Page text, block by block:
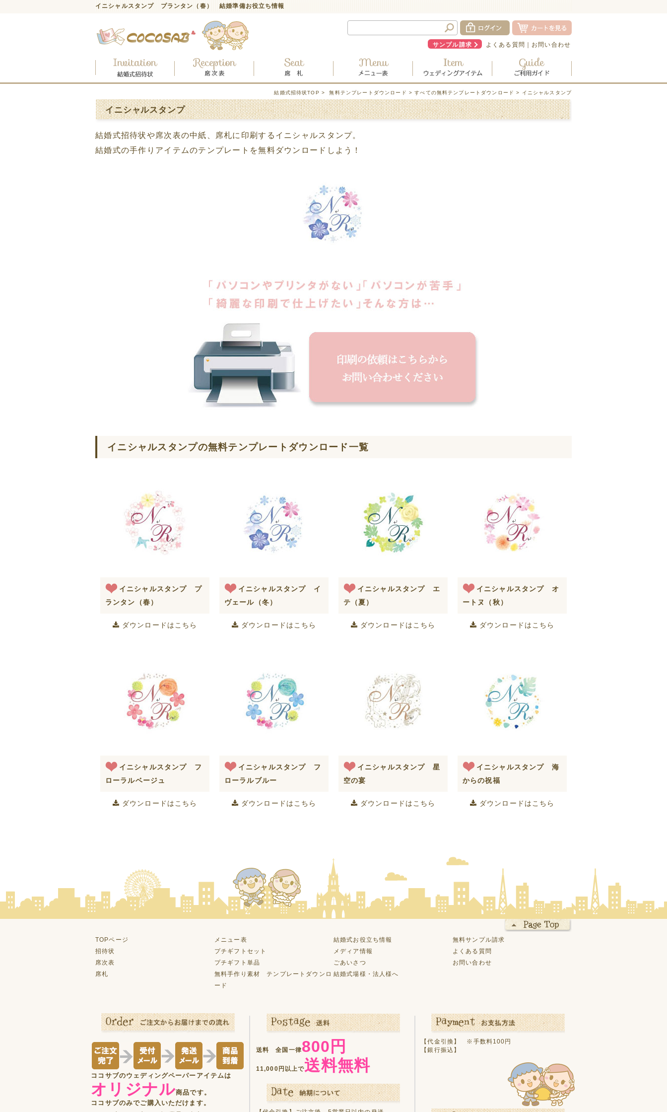
イニシャルスタンプ プランタン（春） 結婚準備お役立ち情報
サンプル請求 よくある質問 ｜ お問い合わせ
結婚式招待状TOP >無料テンプレートダウンロード >すべての無料テンプレートダウンロード > イニシャルスタンプ
イニシャルスタンプ
結婚式招待状や席次表の中紙、席札に印刷するイニシャルスタンプ。
結婚式の手作りアイテムのテンプレートを無料ダウンロードしよう！
イニシャルスタンプの無料テンプレートダウンロード一覧
イニシャルスタンプ プ
ランタン（春）
ダウンロードはこちら
イニシャルスタンプ イ
ヴェール（冬）
ダウンロードはこちら
イニシャルスタンプ エ
テ（夏）
ダウンロードはこちら
イニシャルスタンプ オ
ートヌ（秋）
ダウンロードはこちら
イニシャルスタンプ フ
ローラルベージュ
ダウンロードはこちら
イニシャルスタンプ フ
ローラルブルー
ダウンロードはこちら
イニシャルスタンプ 星
空の宴
ダウンロードはこちら
イニシャルスタンプ 海
からの祝福
ダウンロードはこちら
TOPページ
招待状
席次表
席札
メニュー表
プチギフトセット
プチギフト単品
無料手作り素材 テンプレートダウンロ
ード
結婚式お役立ち情報
メディア情報
ごあいさつ
結婚式場様・法人様へ
無料サンプル請求
よくある質問
お問い合わせ
ココサブのウェディングペーパーアイテムは
オリジナル商品です。
ココサブのみでご購入いただけます。
送料 全国一律800円
11,000円以上で送料無料
【代金引換】 ※手数料100円
【銀行振込】